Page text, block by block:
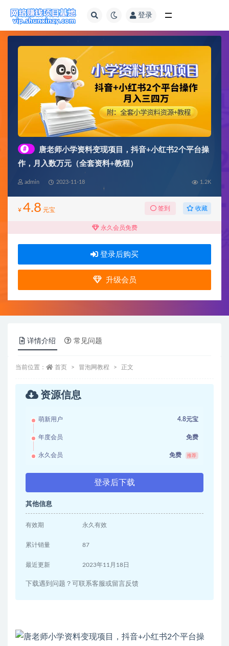
登录
#
唐老师小学资料变现项目，抖音+小红书2个平台操
作，月入数万元（全套资料+教程）
admin 2023-11-18 1.2K
¥ 4.8 元宝 签到 收藏
永久会员免费
登录后购买
升级会员
详情介绍 常见问题
当前位置： 首页 冒泡网教程 正文
资源信息
萌新用户 4.8元宝
年度会员 免费
永久会员 免费 推荐
登录后下载
其他信息
有效期 永久有效
累计销量 87
最近更新 2023年11月18日
下载遇到问题？可联系客服或留言反馈